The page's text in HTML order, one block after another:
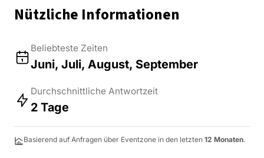
Nützliche Informationen
Beliebteste Zeiten
Juni, Juli, August, September
Durchschnittliche Antwortzeit
2 Tage
Basierend auf Anfragen über Eventzone in den letzten 12 Monaten.